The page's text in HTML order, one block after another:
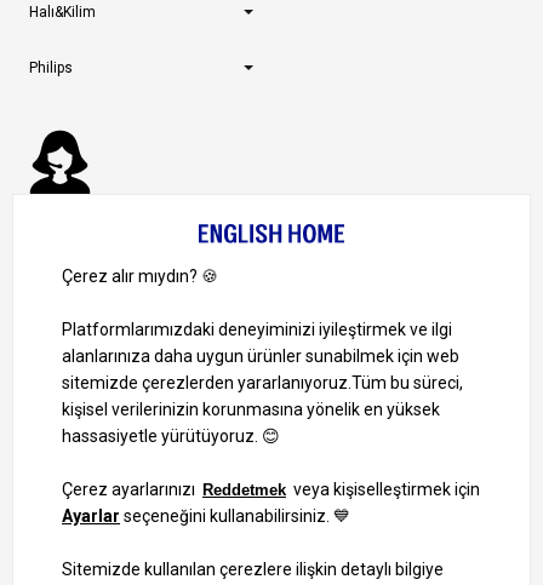
Halı&Kilim
Philips
Cumartesi-Pazar: Kapalı
Bize Ulaşın
Bizi Takip Edin
1000 TL ve Üzeri Alışverişlerinizde Kargo Bedava!